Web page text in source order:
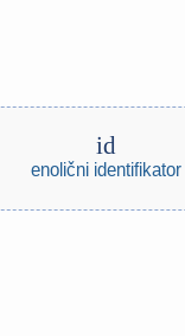
id
enolični identifikator